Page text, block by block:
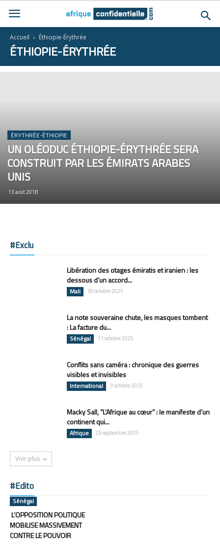
Accueil Éthiopie-Érythrée
ÉTHIOPIE-ÉRYTHRÉE
ÉRYTHRÉE-ÉTHIOPIE
UN OLÉODUC ÉTHIOPIE-ÉRYTHRÉE SERA
CONSTRUIT PAR LES ÉMIRATS ARABES
UNIS
13 août 2018
#Exclu
Libération des otages émiratis et iranien : les
dessous d’un accord...
Mali 30 octobre 2025
La note souveraine chute, les masques tombent
: La facture du...
Sénégal 11 octobre 2025
Conflits sans caméra : chronique des guerres
visibles et invisibles
International 3 octobre 2025
Macky Sall, “L’Afrique au cœur” : le manifeste d’un
continent qui...
Afrique 29 septembre 2025
Voir plus
#Edito
Sénégal
L’OPPOSITION POLITIQUE
MOBILISE MASSIVEMENT
CONTRE LE POUVOIR